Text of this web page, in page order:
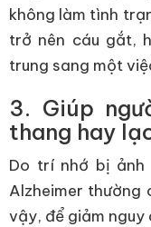
không làm tình
trở nên cáu gắt,
trung sang một
3. Giúp
thang hay
Do trí nhớ bị ảnh
Alzheimer thường
vậy, để giảm nguy